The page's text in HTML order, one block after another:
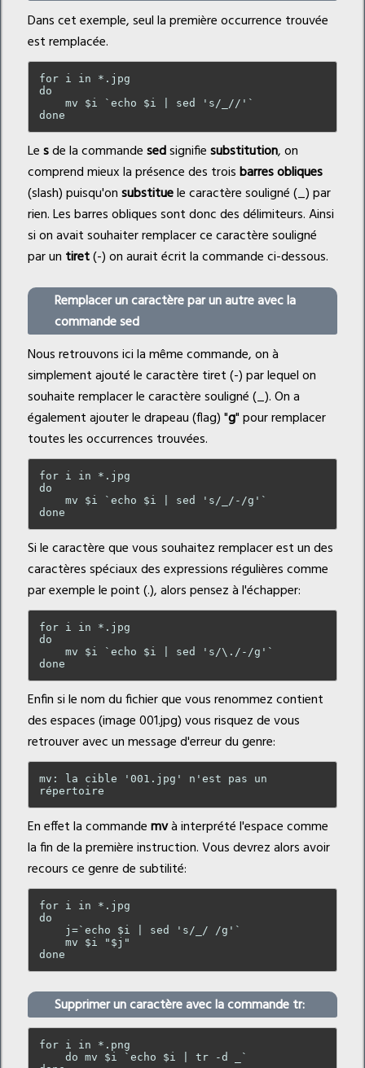
Dans cet exemple, seul la première occurrence trouvée
est remplacée.
for i in *.jpg
do
Lesde la commandesedsignifiesubstitution, on
comprend mieux la présence des troisbarres obliques
(slash) puisqu'onsubstituele caractère souligné (_) par
rien. Les barres obliques sont donc des délimiteurs. Ainsi
si on avait souhaiter remplacer ce caractère souligné
par un tiret(-) on aurait écrit la commande ci-dessous.
Remplacer un caractère par un autre avec la
commandesed
Nous retrouvons ici la même commande, on à
simplement ajouté le caractère tiret (-) par lequel on
souhaite remplacer le caractère souligné (_). On a
également ajouter le drapeau (flag) "g" pour remplacer
toutes les occurrences trouvées.
for i in *.jpg
do
Si le caractère que vous souhaitez remplacer est un des
caractères spéciaux des expressions régulières comme
par exemple le point (.), alors pensez à l'échapper:
for i in *.jpg
do
Enfin si le nom du fichier que vous renommez contient
des espaces (image 001.jpg) vous risquez de vous
retrouver avec un message d'erreur du genre:
mv: la cible '001.jpg' n'est pas un
En effet la commandemvà interprété l'espace comme
la fin de la première instruction. Vous devrez alors avoir
recours ce genre de subtilité:
for i in *.jpg
do
Supprimer un caractère avec la commandetr:
for i in *.png